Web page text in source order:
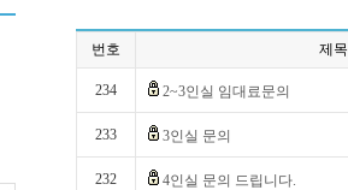
번호 제목
234 2~3인실 임대료문의
233 3인실 문의
232 4인실 문의 드립니다.